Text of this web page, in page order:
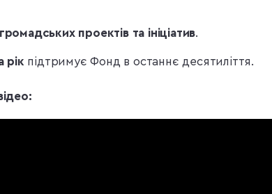
проектів та ініціатив.
рік підтримує Фонд в останнє десятиліття.